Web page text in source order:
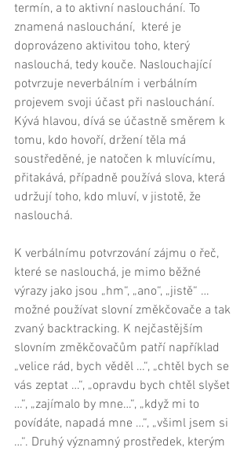
termín, a to aktivní naslouchání. To
znamená naslouchání,  které je
doprovázeno aktivitou toho, který
naslouchá, tedy kouče. Naslouchající
potvrzuje neverbálním i verbálním
projevem svoji účast při naslouchání.
Kývá hlavou, dívá se účastně směrem k
tomu, kdo hovoří, držení těla má
soustředěné, je natočen k mluvícímu,
přitakává, případně používá slova, která
udržují toho, kdo mluví, v jistotě, že
naslouchá.
K verbálnímu potvrzování zájmu o řeč,
které se naslouchá, je mimo běžné
výrazy jako jsou „hm“, „ano“, „jistě“ …
možné používat slovní změkčovače a tak
zvaný backtracking. K nejčastějším
slovním změkčovačům patří například
„velice rád, bych věděl …“, „chtěl bych se
vás zeptat …“, „opravdu bych chtěl slyšet
…“, „zajímalo by mne…“, „když mi to
povídáte, napadá mne …“, „všiml jsem si
…“. Druhý významný prostředek, kterým